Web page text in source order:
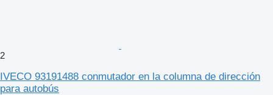
2
IVECO 93191488 conmutador en la columna de dirección
para autobús